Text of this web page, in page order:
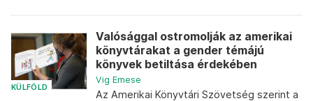
KÜLFÖLD
Valósággal ostromolják az amerikai
könyvtárakat a gender témájú
könyvek betiltása érdekében
Vig Emese
Az Amerikai Könyvtári Szövetség szerint a